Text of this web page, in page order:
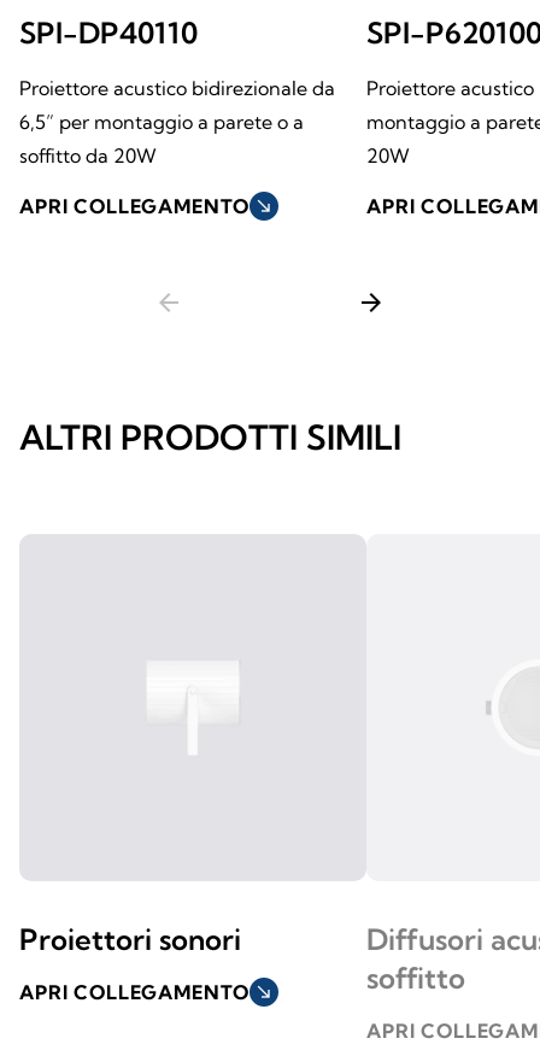
SPI-DP40110
Proiettore acustico bidirezionale da
6,5” per montaggio a parete o a
soffitto da 20W
APRI COLLEGAMENTO south_east
SPI-
Proiettore acustico
montaggio a
20W
APRI
arrow_back arrow_forward
ALTRI PRODOTTI SIMILI
Proiettori sonori
APRI COLLEGAMENTO south_east
Diffusori
soffitto
APRI